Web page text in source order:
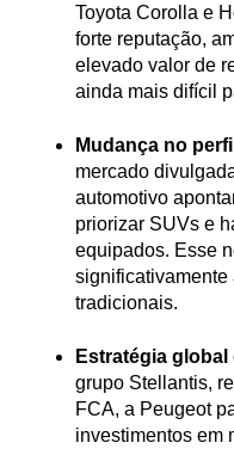
Toyota Corolla e
forte reputação,
elevado valor de
ainda mais difícil
Mudança no
mercado
automotivo
priorizar SUVs e
equipados. Esse
significativamente
tradicionais.
Estratégia global
grupo Stellantis,
FCA, a Peugeot
investimentos em